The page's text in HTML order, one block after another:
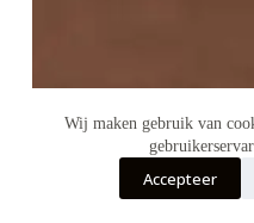
Wij maken gebruik van
Accepteer